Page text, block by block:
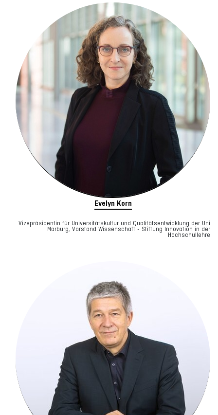
Evelyn Korn
Vizepräsidentin für Universitätskultur und Qualitätsentwicklung der Uni
Marburg, Vorstand Wissenschaft - Stiftung Innovation in der
Hochschullehre